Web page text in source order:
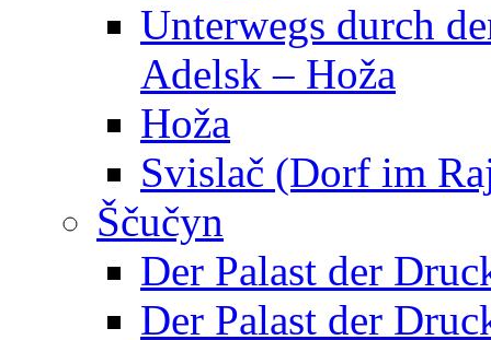
Unterwegs durch
Adelsk – Hoža
Hoža
Svislač (Dorf im
Ščučyn
Der Palast der
Der Palast der